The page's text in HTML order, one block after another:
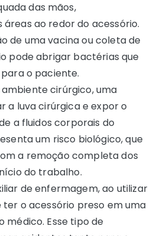
das mãos,
ao redor do acessório.
de uma vacina ou coleta de
pode abrigar bactérias que
o paciente.
ambiente cirúrgico, uma
a luva cirúrgica e expor o
a fluidos corporais do
um risco biológico, que
a remoção completa dos
do trabalho.
de enfermagem, ao utilizar
ter o acessório preso em uma
médico. Esse tipo de